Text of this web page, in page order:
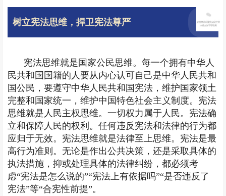
树立宪法思维，捍卫宪法尊严
宪法思维就是国家公民思维。每一个拥有中华人
民共和国国籍的人要从内心认可自己是中华人民共和
国公民，要遵守中华人民共和国宪法，维护国家领土
完整和国家统一，维护中国特色社会主义制度。宪法
思维就是人民主权思维。一切权力属于人民。宪法确
立和保障人民的权利。任何违反宪法和法律的行为都
应归于无效。宪法思维就是法律至上思维。宪法是最
高行为准则。无论是作出公共决策，还是采取具体的
执法措施，抑或处理具体的法律纠纷，都必须考
虑“宪法是怎么说的”“宪法上有依据吗”“是否违反了
宪法”等“合宪性前提”。